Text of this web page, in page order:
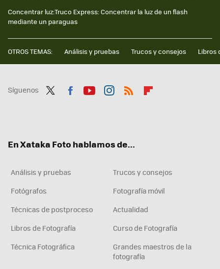
Concentrar luz:Truco Express: Concentrar la luz de un flash
mediante un paraguas
OTROS TEMAS: Análisis y pruebas Trucos y consejos Libros
Síguenos
En Xataka Foto hablamos de...
Análisis y pruebas
Trucos y consejos
Fotógrafos
Fotografía móvil
Técnicas de postproceso
Actualidad
Libros de Fotografía
Curso de Fotografía
Técnica Fotográfica
Grandes maestros de la
fotografía